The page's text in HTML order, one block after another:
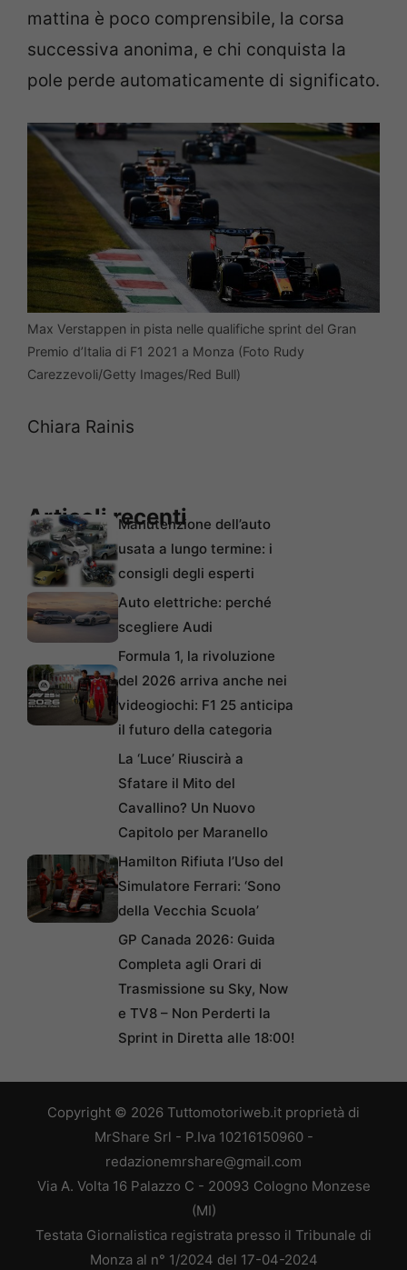
mattina è poco comprensibile, la corsa
successiva anonima, e chi conquista la
pole perde automaticamente di significato.
Max Verstappen in pista nelle qualifiche sprint del Gran
Premio d’Italia di F1 2021 a Monza (Foto Rudy
Carezzevoli/Getty Images/Red Bull)
Chiara Rainis
Articoli recentiManutenzione dell’auto
usata a lungo termine: i
consigli degli esperti
Auto elettriche: perché
scegliere Audi
Formula 1, la rivoluzione
del 2026 arriva anche nei
videogiochi: F1 25 anticipa
il futuro della categoria
La ‘Luce’ Riuscirà a
Sfatare il Mito del
Cavallino? Un Nuovo
Capitolo per Maranello
Hamilton Rifiuta l’Uso del
Simulatore Ferrari: ‘Sono
della Vecchia Scuola’
GP Canada 2026: Guida
Completa agli Orari di
Trasmissione su Sky, Now
e TV8 – Non Perderti la
Sprint in Diretta alle 18:00!
Copyright © 2026 Tuttomotoriweb.it proprietà di
MrShare Srl - P.Iva 10216150960 -
redazionemrshare@gmail.com
Via A. Volta 16 Palazzo C - 20093 Cologno Monzese
(MI)
Testata Giornalistica registrata presso il Tribunale di
Monza al n° 1/2024 del 17-04-2024